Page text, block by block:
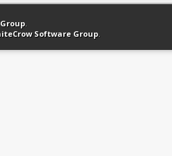
en haut Version bas-débit
.
Software Group.